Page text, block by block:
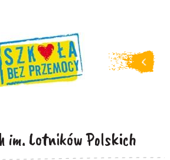
im. Lotników Polskich